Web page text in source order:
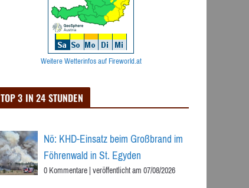
Weitere Wetterinfos auf Fireworld.at
TOP 3 IN 24 STUNDEN
Nö: KHD-Einsatz beim Großbrand im
Föhrenwald in St. Egyden
0 Kommentare|veröffentlicht am 07/08/2026